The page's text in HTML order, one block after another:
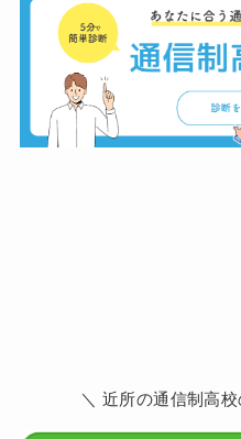
＼ 近所の通信制高